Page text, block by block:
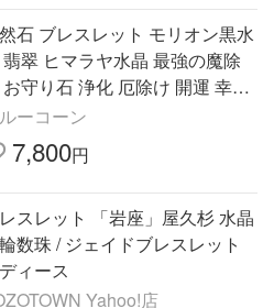
石 ブレスレット モリオン黒水
翠 ヒマラヤ水晶 最強の魔除
守り石 浄化 厄除け 開運 幸運
ズ レディース ギフト パワー
ーン プレゼント
ーコーン
7,800円
スレット 「岩座」屋久杉 水晶
数珠 / ジェイドブレスレット
ィース
Yahoo!店